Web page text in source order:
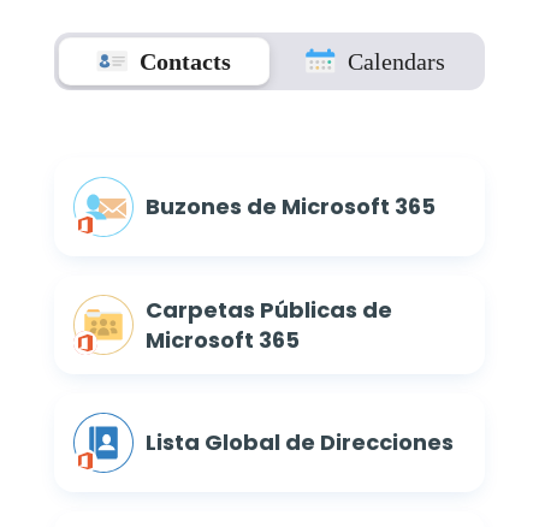
Contacts Calendars
Buzones de Microsoft 365
Carpetas Públicas de
Microsoft 365
Lista Global de Direcciones